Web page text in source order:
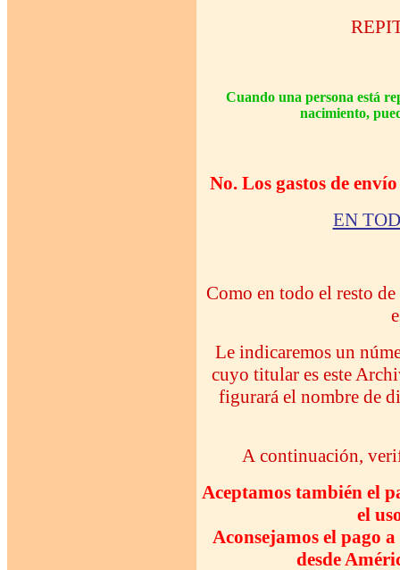
Cuando una persona está
nacimiento,
No. Los gastos de
EN
Como en todo el resto
Le indicaremos un
cuyo titular es este
figurará el nombre de
A continuación,
Aceptamos también el
el
Aconsejamos el pago
desde